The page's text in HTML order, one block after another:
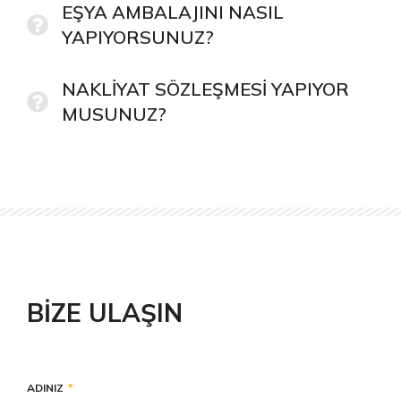
EŞYA AMBALAJINI NASIL
YAPIYORSUNUZ?
NAKLİYAT SÖZLEŞMESİ YAPIYOR
MUSUNUZ?
BIZE ULAŞIN
ADINIZ